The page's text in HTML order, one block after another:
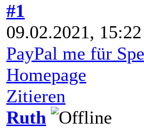
#1
09.02.2021, 15:22
PayPal me für
Homepage
Zitieren
Ruth